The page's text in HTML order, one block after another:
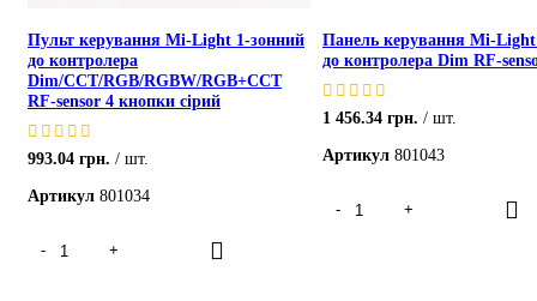
Пульт керування Mi-Light 1-зонний
до контролера
Dim/CCT/RGB/RGBW/RGB+CCT
RF-sensor 4 кнопки сірий
993.04 грн.
шт.
Артикул 801034
Панель керування Mi-Light
до контролера Dim RF-
1 456.34 грн.
шт.
Артикул 801043